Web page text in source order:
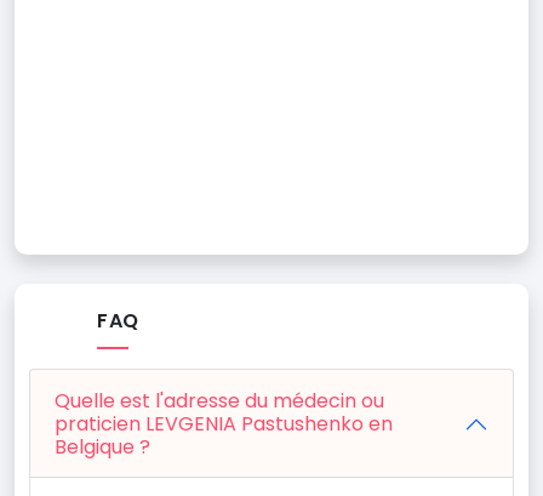
FAQ
Quelle est l'adresse du médecin ou
praticien LEVGENIA Pastushenko en
Belgique ?